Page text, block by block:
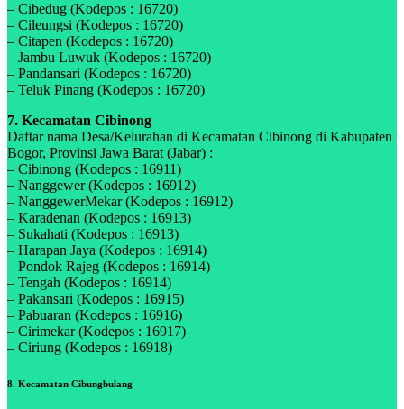
– Cibedug (Kodepos : 16720)
– Cileungsi (Kodepos : 16720)
– Citapen (Kodepos : 16720)
– Jambu Luwuk (Kodepos : 16720)
– Pandansari (Kodepos : 16720)
– Teluk Pinang (Kodepos : 16720)
7. Kecamatan Cibinong
Daftar nama Desa/Kelurahan di Kecamatan Cibinong di Kabupaten
Bogor, Provinsi Jawa Barat (Jabar) :
– Cibinong (Kodepos : 16911)
– Nanggewer (Kodepos : 16912)
– NanggewerMekar (Kodepos : 16912)
– Karadenan (Kodepos : 16913)
– Sukahati (Kodepos : 16913)
– Harapan Jaya (Kodepos : 16914)
– Pondok Rajeg (Kodepos : 16914)
– Tengah (Kodepos : 16914)
– Pakansari (Kodepos : 16915)
– Pabuaran (Kodepos : 16916)
– Cirimekar (Kodepos : 16917)
– Ciriung (Kodepos : 16918)
8. Kecamatan Cibungbulang